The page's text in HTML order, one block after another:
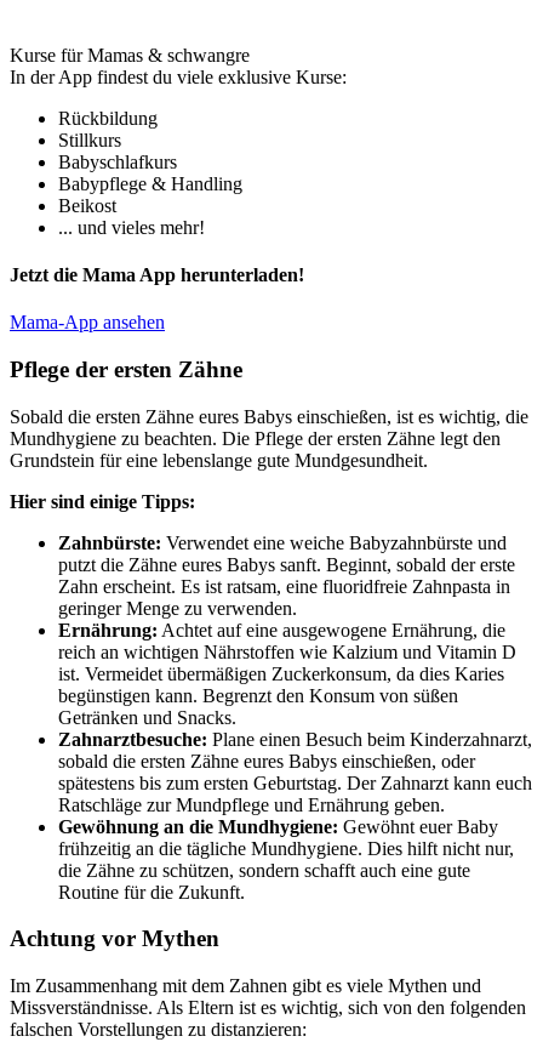
Kurse für Mamas & schwangre
In der App findest du viele exklusive Kurse:
Rückbildung
Stillkurs
Babyschlafkurs
Babypflege & Handling
Beikost
... und vieles mehr!
Jetzt die Mama App herunterladen!
Mama-App ansehen
Pflege der ersten Zähne
Sobald die ersten Zähne eures Babys einschießen, ist es wichtig, die
Mundhygiene zu beachten. Die Pflege der ersten Zähne legt den
Grundstein für eine lebenslange gute Mundgesundheit.
Hier sind einige Tipps:
Zahnbürste: Verwendet eine weiche Babyzahnbürste und
putzt die Zähne eures Babys sanft. Beginnt, sobald der erste
Zahn erscheint. Es ist ratsam, eine fluoridfreie Zahnpasta in
geringer Menge zu verwenden.
Ernährung: Achtet auf eine ausgewogene Ernährung, die
reich an wichtigen Nährstoffen wie Kalzium und Vitamin D
ist. Vermeidet übermäßigen Zuckerkonsum, da dies Karies
begünstigen kann. Begrenzt den Konsum von süßen
Getränken und Snacks.
Zahnarztbesuche: Plane einen Besuch beim Kinderzahnarzt,
sobald die ersten Zähne eures Babys einschießen, oder
spätestens bis zum ersten Geburtstag. Der Zahnarzt kann euch
Ratschläge zur Mundpflege und Ernährung geben.
Gewöhnung an die Mundhygiene: Gewöhnt euer Baby
frühzeitig an die tägliche Mundhygiene. Dies hilft nicht nur,
die Zähne zu schützen, sondern schafft auch eine gute
Routine für die Zukunft.
Achtung vor Mythen
Im Zusammenhang mit dem Zahnen gibt es viele Mythen und
Missverständnisse. Als Eltern ist es wichtig, sich von den folgenden
falschen Vorstellungen zu distanzieren: